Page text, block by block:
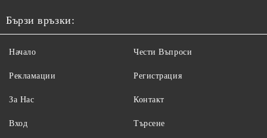
Бързи връзки:
Начало
Рекламации
За Нас
Вход
Чести Въпроси
Регистрация
Контакт
Търсене